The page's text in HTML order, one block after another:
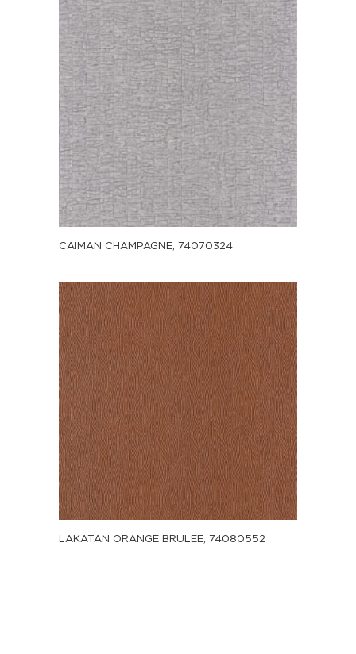
CAIMAN CHAMPAGNE, 74070324
LAKATAN ORANGE BRULEE, 74080552